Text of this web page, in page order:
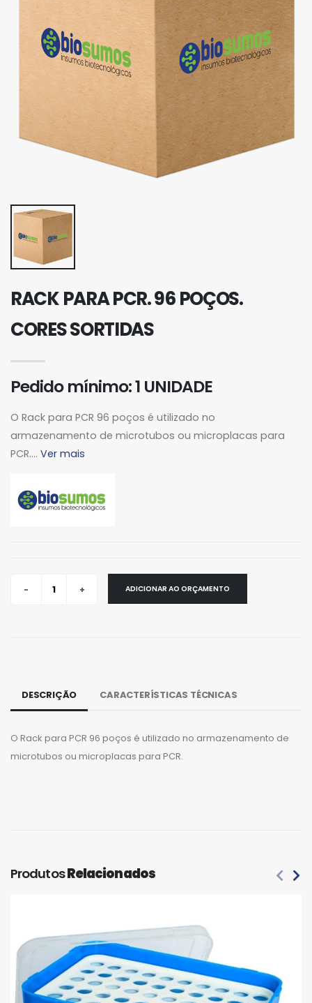
RACK PARA PCR. 96 POÇOS.
CORES SORTIDAS
Pedido mínimo: 1 UNIDADE
O Rack para PCR 96 poços é utilizado no
armazenamento de microtubos ou microplacas para
PCR.... Ver mais
ADICIONAR AO ORÇAMENTO
DESCRIÇÃO CARACTERÍSTICAS TÉCNICAS
O Rack para PCR 96 poços é utilizado no armazenamento de
microtubos ou microplacas para PCR.
ProdutosRelacionados